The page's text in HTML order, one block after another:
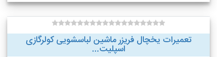
تعمیرات یخچال فریزر ماشین لباسشویی کولرگازی
اسپلیت...